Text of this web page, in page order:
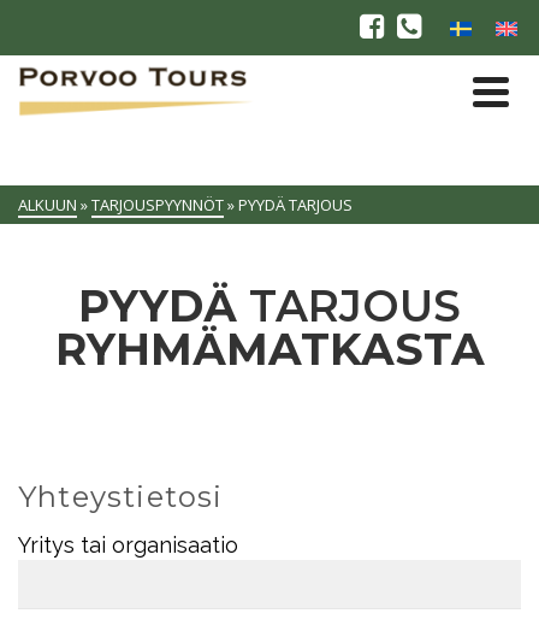
ALKUUN »TARJOUSPYYNNÖT»PYYDÄ TARJOUS
PYYDÄ TARJOUS
RYHMÄMATKASTA
Yhteystietosi
Yritys tai organisaatio